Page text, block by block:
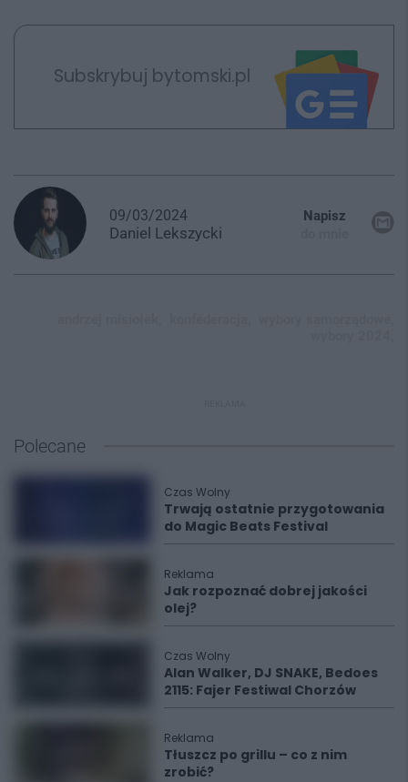
Subskrybuj bytomski.pl
09/03/2024
Daniel Lekszycki
Napisz
Polecane
Czas Wolny
Trwają ostatnie przygotowania
do Magic Beats Festival
Reklama
Jak rozpoznać dobrej jakości
olej?
Czas Wolny
Alan Walker, DJ SNAKE, Bedoes
2115: Fajer Festiwal Chorzów
Reklama
Tłuszcz po grillu – co z nim
zrobić?